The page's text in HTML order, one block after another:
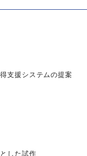
支援システムの提案
した試作